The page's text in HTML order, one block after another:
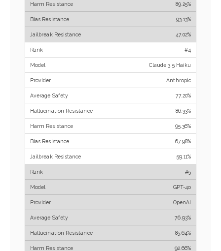
89.25%
93.13%
47.02%
#4
Claude 3.5 Haiku
Anthropic
77.20%
86.33%
95.36%
67.98%
59.11%
#5
GPT-4o
OpenAI
76.93%
85.64%
92.66%